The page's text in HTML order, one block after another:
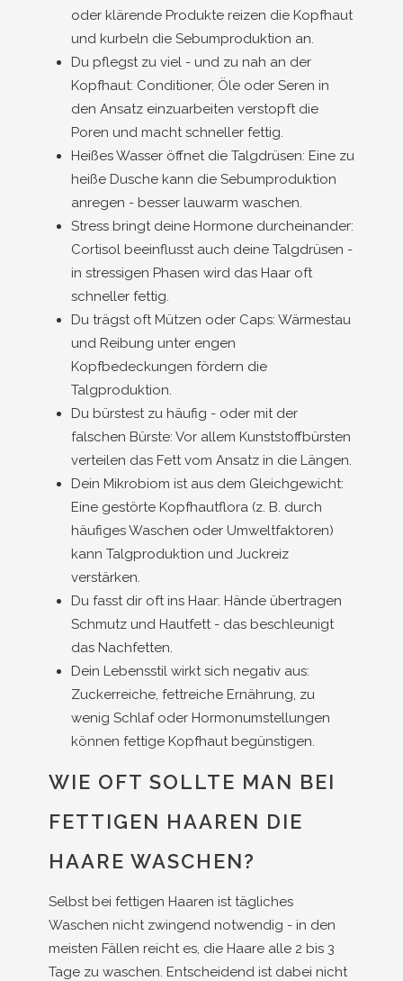
oder klärende Produkte reizen die Kopfhaut
und kurbeln die Sebumproduktion an.
Du pflegst zu viel - und zu nah an der
Kopfhaut: Conditioner, Öle oder Seren in
den Ansatz einzuarbeiten verstopft die
Poren und macht schneller fettig.
Heißes Wasser öffnet die Talgdrüsen: Eine zu
heiße Dusche kann die Sebumproduktion
anregen - besser lauwarm waschen.
Stress bringt deine Hormone durcheinander:
Cortisol beeinflusst auch deine Talgdrüsen -
in stressigen Phasen wird das Haar oft
schneller fettig.
Du trägst oft Mützen oder Caps: Wärmestau
und Reibung unter engen
Kopfbedeckungen fördern die
Talgproduktion.
Du bürstest zu häufig - oder mit der
falschen Bürste: Vor allem Kunststoffbürsten
verteilen das Fett vom Ansatz in die Längen.
Dein Mikrobiom ist aus dem Gleichgewicht:
Eine gestörte Kopfhautflora (z. B. durch
häufiges Waschen oder Umweltfaktoren)
kann Talgproduktion und Juckreiz
verstärken.
Du fasst dir oft ins Haar: Hände übertragen
Schmutz und Hautfett - das beschleunigt
das Nachfetten.
Dein Lebensstil wirkt sich negativ aus:
Zuckerreiche, fettreiche Ernährung, zu
wenig Schlaf oder Hormonumstellungen
können fettige Kopfhaut begünstigen.
WIE OFT SOLLTE MAN BEI
FETTIGEN HAAREN DIE
HAARE WASCHEN?
Selbst bei fettigen Haaren ist tägliches
Waschen nicht zwingend notwendig - in den
meisten Fällen reicht es, die Haare alle 2 bis 3
Tage zu waschen. Entscheidend ist dabei nicht